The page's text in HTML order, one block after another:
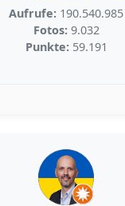
Aufrufe: 190.540.985
Fotos: 9.032
Punkte: 59.191